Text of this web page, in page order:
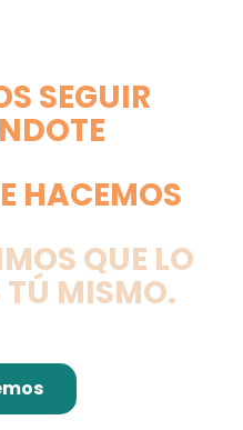
SEGUIR
HACEMOS
QUE LO
TÚ MISMO.